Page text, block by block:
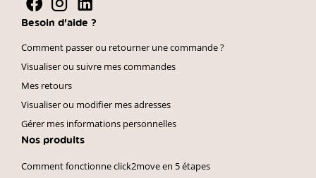
Besoin d'aide ?
Comment passer ou retourner une commande ?
Visualiser ou suivre mes commandes
Mes retours
Visualiser ou modifier mes adresses
Gérer mes informations personnelles
Nos produits
Comment fonctionne click2move en 5 étapes